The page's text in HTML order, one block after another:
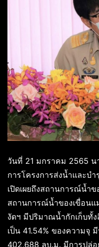
วันที่ 21 มกราคม 2565 น
การโครงการส่งน้ำและบ
เปิดเผยถึงสถานการณ์น้ำ
สถานการณ์น้ำของเขื่อนแ
งัดฯ มีปริมาณน้ำกักเก็บทั้
เป็น 41.54% ของความจุ
402,688 ลบ.ม. มีการปล่